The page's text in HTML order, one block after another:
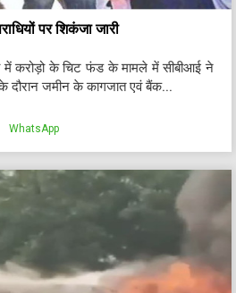
पर शिकंजा जारी
में करोड़ो के चिट फंड के मामले में सीबीआई ने
दौरान जमीन के कागजात एवं बैंक...
WhatsApp